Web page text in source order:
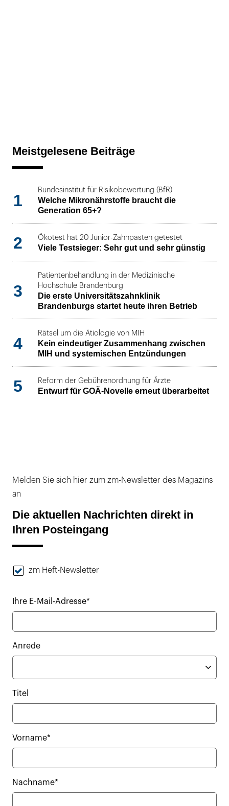
Meistgelesene Beiträge
1
Bundesinstitut für Risikobewertung (BfR)
Welche Mikronährstoffe braucht die
Generation 65+?
2 Ökotest hat 20 Junior-Zahnpasten getestet
Viele Testsieger: Sehr gut und sehr günstig
3
Patientenbehandlung in der Medizinische
Hochschule Brandenburg
Die erste Universitätszahnklinik
Brandenburgs startet heute ihren Betrieb
4
Rätsel um die Ätiologie von MIH
Kein eindeutiger Zusammenhang zwischen
MIH und systemischen Entzündungen
5 Reform der Gebührenordnung für Ärzte
Entwurf für GOÄ-Novelle erneut überarbeitet
Melden Sie sich hier zum zm-Newsletter des Magazins
an
Die aktuellen Nachrichten direkt in
Ihren Posteingang
zm Heft-Newsletter
Ihre E-Mail-Adresse*
Anrede
Titel
Vorname*
Nachname*